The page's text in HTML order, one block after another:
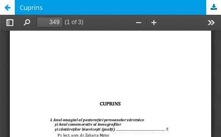
Cuprins